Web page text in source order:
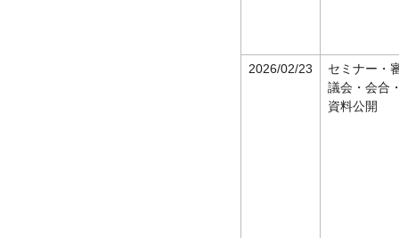
2026/02/23
セミナー・
議会・会合
資料公開